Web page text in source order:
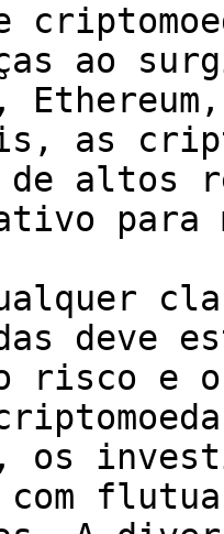
ao
as
de altos
deve
risco e